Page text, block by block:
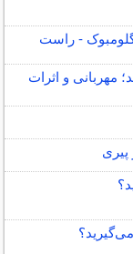
- راست
مهربانی و اثرات